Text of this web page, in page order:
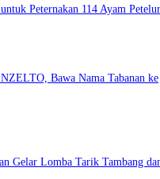
Peternakan 114 Ayam Petelur
Bawa Nama Tabanan ke
Gelar Lomba Tarik Tambang